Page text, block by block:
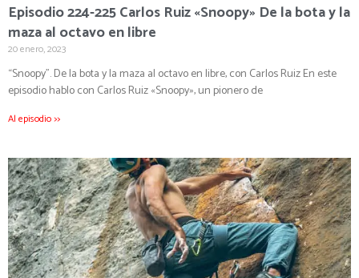
Episodio 224-225 Carlos Ruiz «Snoopy» De la bota y la
maza al octavo en libre
20 enero, 2023
“Snoopy”. De la bota y la maza al octavo en libre, con Carlos Ruiz En este
episodio hablo con Carlos Ruiz «Snoopy», un pionero de
Al episodio >>